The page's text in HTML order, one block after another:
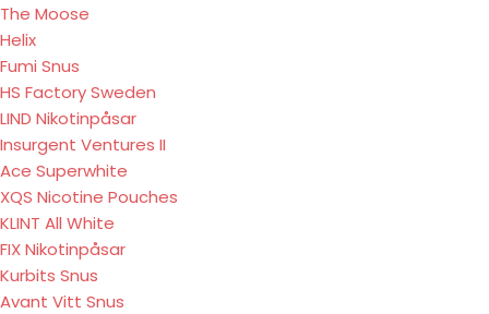
The Moose
Helix
Fumi Snus
HS Factory Sweden
LIND Nikotinpåsar
Insurgent Ventures II
Ace Superwhite
XQS Nicotine Pouches
KLINT All White
FIX Nikotinpåsar
Kurbits Snus
Avant Vitt Snus